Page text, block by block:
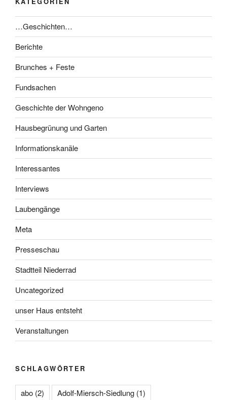
…Geschichten…
Berichte
Brunches + Feste
Fundsachen
Geschichte der Wohngeno
Hausbegrünung und Garten
Informationskanäle
Interessantes
Interviews
Laubengänge
Meta
Presseschau
Stadtteil Niederrad
Uncategorized
unser Haus entsteht
Veranstaltungen
SCHLAGWÖRTER
abo (2) Adolf-Miersch-Siedlung (1)